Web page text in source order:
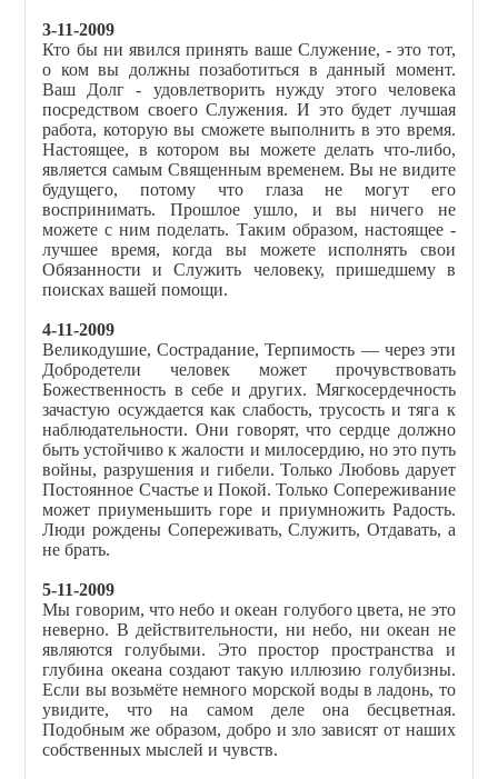
3-11-2009
Кто бы ни явился принять ваше Служение, - это тот,
о ком вы должны позаботиться в данный момент.
Ваш Долг - удовлетворить нужду этого человека
посредством своего Служения. И это будет лучшая
работа, которую вы сможете выполнить в это время.
Настоящее, в котором вы можете делать что-либо,
является самым Священным временем. Вы не видите
будущего, потому что глаза не могут его
воспринимать. Прошлое ушло, и вы ничего не
можете с ним поделать. Таким образом, настоящее -
лучшее время, когда вы можете исполнять свои
Обязанности и Служить человеку, пришедшему в
поисках вашей помощи.
4-11-2009
Великодушие, Сострадание, Терпимость — через эти
Добродетели человек может прочувствовать
Божественность в себе и других. Мягкосердечность
зачастую осуждается как слабость, трусость и тяга к
наблюдательности. Они говорят, что сердце должно
быть устойчиво к жалости и милосердию, но это путь
войны, разрушения и гибели. Только Любовь дарует
Постоянное Счастье и Покой. Только Сопереживание
может приуменьшить горе и приумножить Радость.
Люди рождены Сопереживать, Служить, Отдавать, а
не брать.
5-11-2009
Мы говорим, что небо и океан голубого цвета, не это
неверно. В действительности, ни небо, ни океан не
являются голубыми. Это простор пространства и
глубина океана создают такую иллюзию голубизны.
Если вы возьмёте немного морской воды в ладонь, то
увидите, что на самом деле она бесцветная.
Подобным же образом, добро и зло зависят от наших
собственных мыслей и чувств.